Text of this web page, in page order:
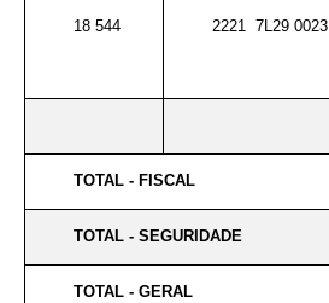
18 544 2221 7L29 0023
TOTAL - FISCAL
TOTAL - SEGURIDADE
TOTAL - GERAL